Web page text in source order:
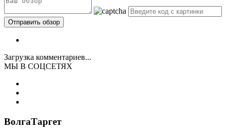
Загрузка комментариев...
МЫ В СОЦСЕТЯХ
ВолгаТаргет